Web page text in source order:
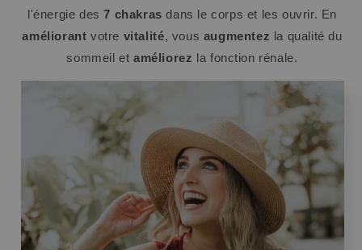
l'énergie des7 chakras dans le corps et les ouvrir. En
améliorant votre vitalité, vous augmentez la qualité du
sommeil etaméliorez la fonction rénale.